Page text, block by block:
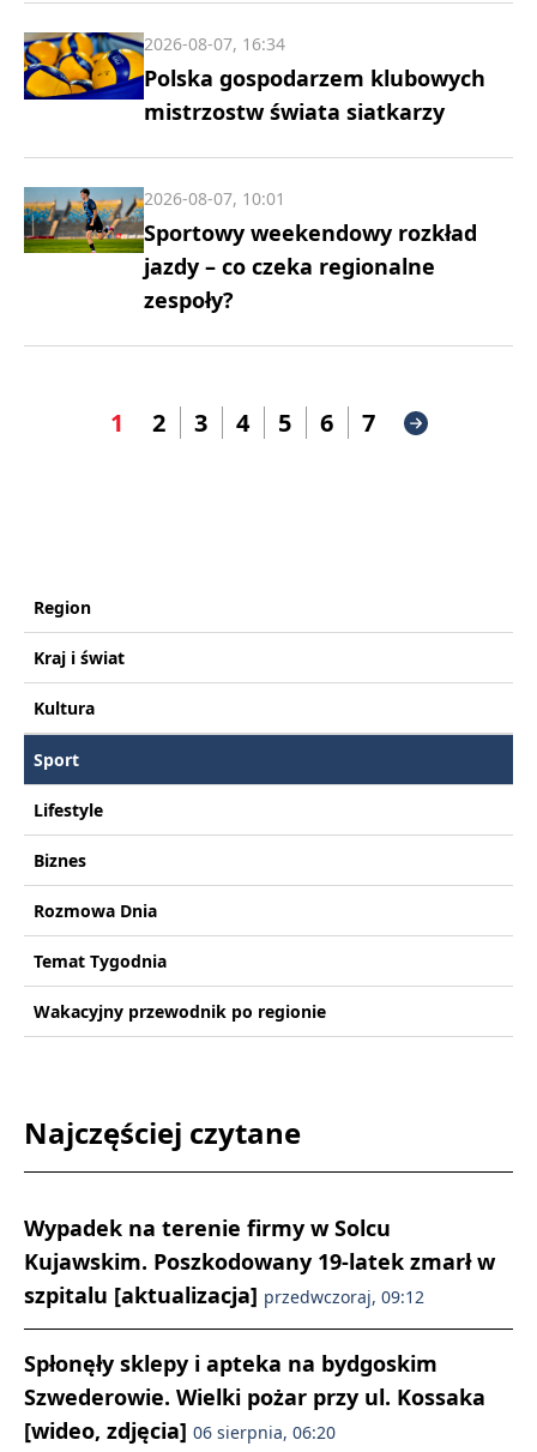
Polska gospodarzem klubowych
mistrzostw świata siatkarzy
2026-08-07, 16:34
Sportowy weekendowy rozkład
jazdy – co czeka regionalne
zespoły?
2026-08-07, 10:01
1 2 3 4 5 6 7
Region
Kraj i świat
Kultura
Sport
Lifestyle
Biznes
Rozmowa Dnia
Temat Tygodnia
Wakacyjny przewodnik po regionie
Najczęściej czytane
Wypadek na terenie firmy w Solcu
Kujawskim. Poszkodowany 19-latek zmarł w
szpitalu [aktualizacja] przedwczoraj, 09:12
Spłonęły sklepy i apteka na bydgoskim
Szwederowie. Wielki pożar przy ul. Kossaka
[wideo, zdjęcia] 06 sierpnia, 06:20